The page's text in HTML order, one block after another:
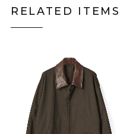
RELATED ITEMS